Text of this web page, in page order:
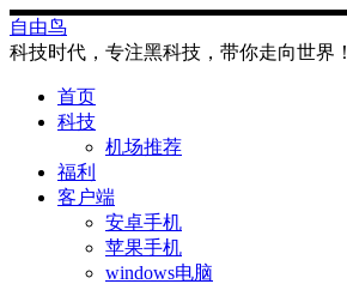
Skip
to
content
自由鸟
科技时代，专注黑科技，带你走向世界！
首页
科技
机场推荐
福利
客户端
安卓手机
苹果手机
windows电脑